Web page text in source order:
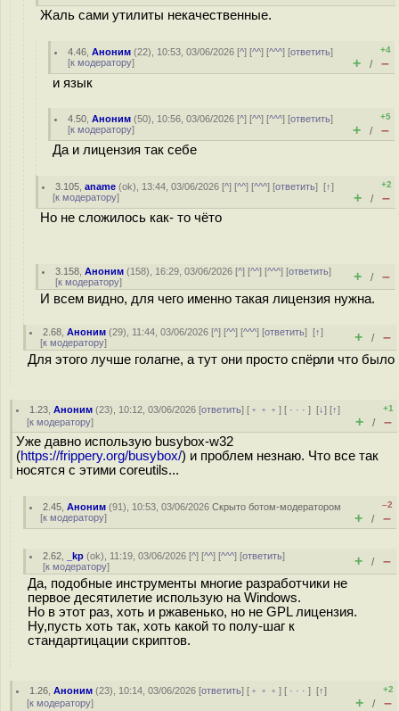
Жаль сами утилиты некачественные.
4.46 ,Аноним (22), 10:53, 03/06/2026 [^] [^^] [^^^] [ответить]
[к модератору]
+4
+ / –
и язык
4.50 ,Аноним (50), 10:56, 03/06/2026 [^] [^^] [^^^] [ответить]
[к модератору]
+5
+ / –
Да и лицензия так себе
3.105 ,aname (ok), 13:44, 03/06/2026 [^] [^^] [^^^] [ответить][↑]
[к модератору]
+2
+ / –
Но не сложилось как- то чёто
3.158 ,Аноним (158), 16:29, 03/06/2026 [^] [^^] [^^^] [ответить]
[к модератору] + / –
И всем видно, для чего именно такая лицензия нужна.
2.68 ,Аноним (29), 11:44, 03/06/2026 [^] [^^] [^^^] [ответить][↑]
[к модератору] + / –
Для этого лучше голагне, а тут они просто спёрли что было
1.23 ,Аноним (23), 10:12, 03/06/2026 [ответить] [ ﹢﹢﹢] [ · · ·][↓] [↑]
[к модератору]
+1
+ / –
Уже давно использую busybox-w32
(https://frippery.org/busybox/) и проблем незнаю. Что все так
носятся с этими coreutils...
2.45 ,Аноним (91), 10:53, 03/06/2026Скрыто ботом-модератором
[к модератору]
–2
+ / –
2.62 _kp (ok), 11:19, 03/06/2026 [^] [^^] [^^^] [ответить]
[к модератору] + / –
Да, подобные инструменты многие разработчики не
первое десятилетие использую на Windows.
Но в этот раз, хоть и ржавенько, но не GPL лицензия.
Ну,пусть хоть так, хоть какой то полу-шаг к
стандартицации скриптов.
1.26 ,Аноним (23), 10:14, 03/06/2026 [ответить] [ ﹢﹢﹢] [ · · ·][↑]
[к модератору]
+2
+ / –